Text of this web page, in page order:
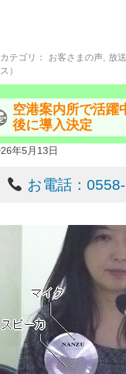
カテゴリ： お客さまの声, 放
ス）
空港案内所で活
後に導入決定
年5月13日
お電話：